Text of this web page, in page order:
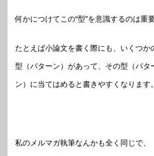
何かにつけてこの“型”を意識するのは重要
たとえば小論文を書く際にも、いくつか
型（パターン）があって、その型（パタ
ン）に当てはめると書きやすくなります。
私のメルマガ執筆なんかも全く同じで、